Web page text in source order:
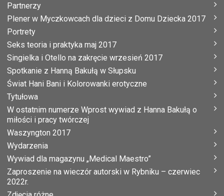
Partnerzy
Plener w Myczkowcach dla dzieci z Domu Dziecka 2017
Portrety
Seks teoria i praktyka maj 2017
Singielka i Otello na zakręcie wrzesień 2017
Spotkanie z Hanną Bakułą w Słupsku
Świat Hani Bani i Kolorowanki erotyczne
Tytułowa
W ostatnim numerze Wprost wywiad z Hanna Bakułą o
miłości i pracy twórczej
Waszyngton 2017
Wydarzenia
Wywiad dla magazynu „Medical Maestro”
Zaproszenie na wieczór autorski w Rybniku – czerwiec
2022r.